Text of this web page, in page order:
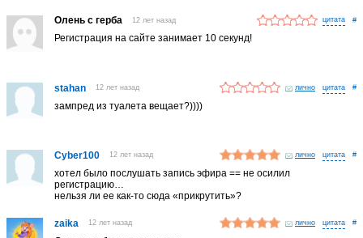
Олень с герба 12 лет назад #
Регистрация на сайте занимает 10 секунд!
stahan 12 лет назад лично #
зампред из туалета вещает?))))
Cyber100 12 лет назад лично #
хотел было послушать запись эфира == не осилил
регистрацию…
нельзя ли ее как-то сюда «прикрутить»?
zaika 12 лет назад лично #